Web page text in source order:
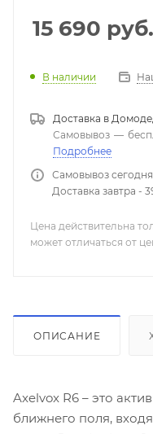
Фильтр инфранизких
Входные разъемы:
Вес: 7 кг
15 690 руб.
В наличии
Доставка в
Самовывоз —
Подробнее
Самовывоз
Доставка завтра -
Цена действительна
может отличаться от
ОПИСАНИЕ
Axelvox R6 – это
ближнего поля,